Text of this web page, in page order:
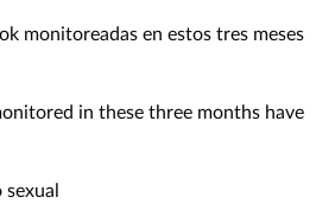
monitoreadas en estos tres meses
in these three months have